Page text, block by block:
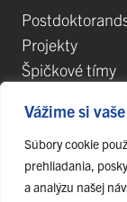
Vážime si
Súbory cookie
prehliadania,
a analýzu našej
Projekty
Špičkové tímy
Vedecké parky
Evidencia
Habilitačné a